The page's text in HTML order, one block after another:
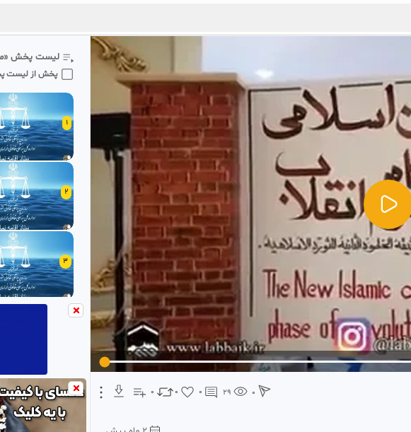
0 0 0 29 0
لیست پخش
پخش از لیست
1
2
3
5